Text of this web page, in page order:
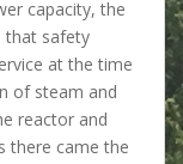
capacity, the
that safety
at the time
of steam and
reactor and
there came the